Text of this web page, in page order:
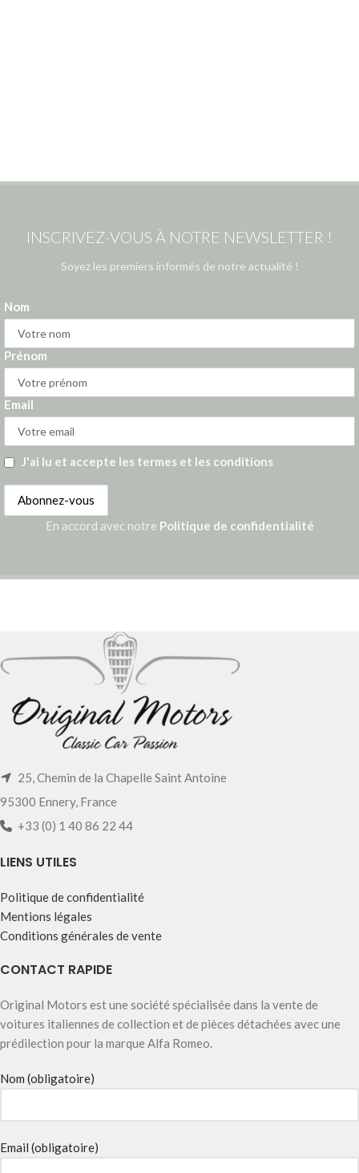
INSCRIVEZ-VOUS À NOTRE NEWSLETTER !
Soyez les premiers informés de notre actualité !
Nom
Prénom
Email
J'ai lu et accepte les termes et les conditions
En accord avec notre Politique de confidentialité
25, Chemin de la Chapelle Saint Antoine
95300 Ennery, France
+33 (0) 1 40 86 22 44
LIENS UTILES
Politique de confidentialité
Mentions légales
Conditions générales de vente
CONTACT RAPIDE
Original Motors est une société spécialisée dans la vente de
voitures italiennes de collection et de pièces détachées avec une
prédilection pour la marque Alfa Romeo.
Nom (obligatoire)
Email (obligatoire)